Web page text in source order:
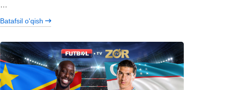
…
Batafsil o'qish